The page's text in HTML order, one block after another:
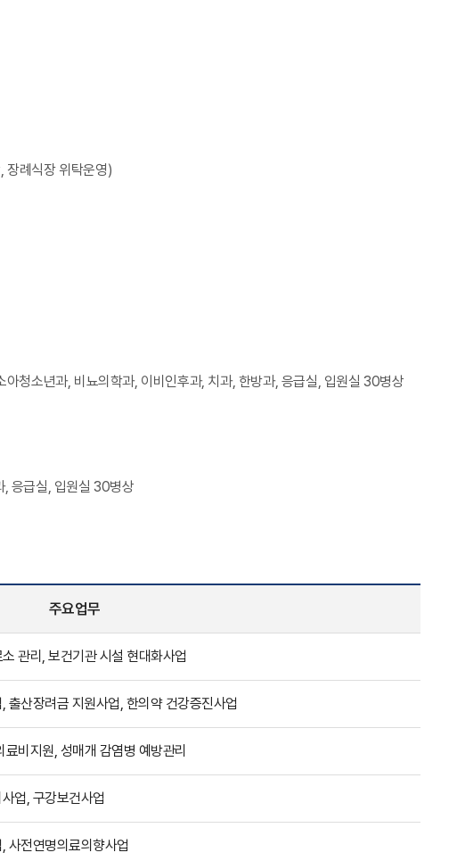
례식장 위탁운영)
아청소년과, 비뇨의학과, 이비인후과, 치과, 한방과, 응급실, 입원실 30병상
, 응급실, 입원실 30병상
주요업무
관리, 보건기관 시설 현대화사업
출산장려금 지원사업, 한의약 건강증진사업
비지원, 성매개 감염병 예방관리
업, 구강보건사업
사전연명의료의향사업